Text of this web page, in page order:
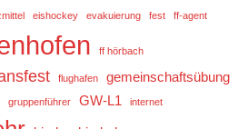
eishockey evakuierung fest ff-agent
ff hörbach
flughafen gemeinschaftsübung
gruppenführer GW-L1 internet